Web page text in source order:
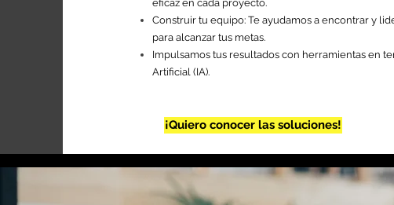
eficaz en cada proyecto.
Construir tu equipo: Te ayudamos a encontrar y
para alcanzar tus metas.
Impulsamos tus resultados con herramientas en
Artificial (IA).
¡Quiero conocer las soluciones!